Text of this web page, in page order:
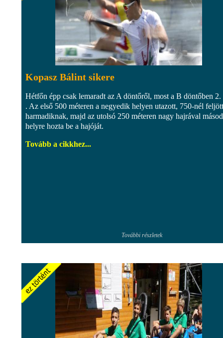
Kopasz Bálint sikere
Hétfőn épp csak lemaradt az A döntőről, most a B döntőben 2.
. Az első 500 méteren a negyedik helyen utazott, 750-nél feljött
harmadiknak, majd az utolsó 250 méteren nagy hajrával
helyre hozta be a hajóját.
Tovább a cikkhez...
További részletek